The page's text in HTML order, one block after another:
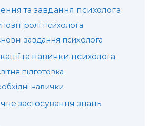
та завдання психолога
ролі психолога
завдання психолога
та навички психолога
підготовка
навички
застосування знань